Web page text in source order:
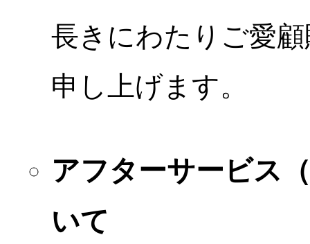
長きにわたりご愛
申し上げます。
アフターサービス
いて